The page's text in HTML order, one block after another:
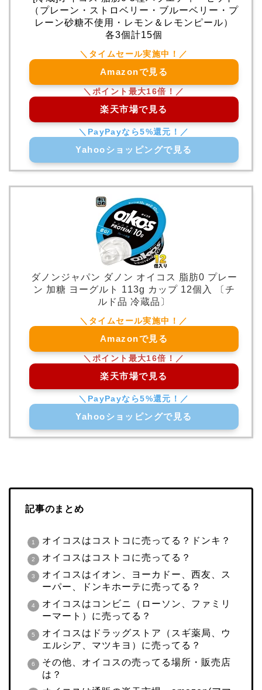
（プレーン・ストロベリー・ブルーベリー・プ
レーン砂糖不使用・レモン＆レモンピール）
各3個計15個
Amazonで見る
楽天市場で見る
Yahooショッピングで見る
ダノンジャパン ダノン オイコス 脂肪0 プレー
ン 加糖 ヨーグルト 113g カップ 12個入 〔チ
ルド品 冷蔵品〕
Amazonで見る
楽天市場で見る
Yahooショッピングで見る
記事のまとめ
オイコスはコストコに売ってる？ドンキ？
オイコスはコストコに売ってる？
オイコスはイオン、ヨーカドー、西友、ス
ーパー、ドンキホーテに売ってる？
オイコスはコンビニ（ローソン、ファミリ
ーマート）に売ってる？
オイコスはドラッグストア（スギ薬局、ウ
エルシア、マツキヨ）に売ってる？
その他、オイコスの売ってる場所・販売店
は？